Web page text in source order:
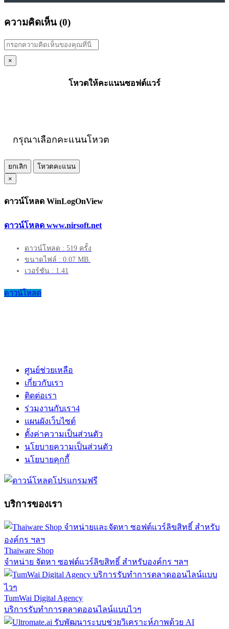
ความคิดเห็น (0)
×
โหวตให้คะแนนซอฟต์แวร์
กรุณาเลือกคะแนนโหวต
ยกเลิก
โหวตคะแนน
×
ดาวน์โหลด WinLogOnView
ดาวน์โหลด www.nirsoft.net
ดาวน์โหลด : 519 ครั้ง
ขนาดไฟล์ : 0.07 MB.
เวอร์ชัน : 1.41
ดาวน์โหลด
ศูนย์ช่วยเหลือ
เกี่ยวกับเรา
ติดต่อเรา
ร่วมงานกับเรา4
แผนผังเว็บไซต์
ตั้งค่าความเป็นส่วนตัว
นโยบายความเป็นส่วนตัว
นโยบายคุกกี้
บริการของเรา
Thaiware Shop
จำหน่าย จัดหา ซอฟต์แวร์ลิขสิทธิ์ สำหรับองค์กร ฯลฯ
TumWai Digital Agency
บริการรับทำการตลาดออนไลน์แบบไวๆ